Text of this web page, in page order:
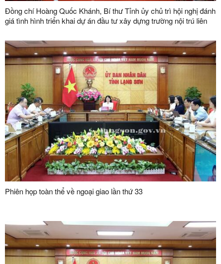
Đồng chí Hoàng Quốc Khánh, Bí thư Tỉnh ủy chủ trì hội nghị đánh
giá tình hình triển khai dự án đầu tư xây dựng trường nội trú liên
Phiên họp toàn thể về ngoại giao lần thứ 33